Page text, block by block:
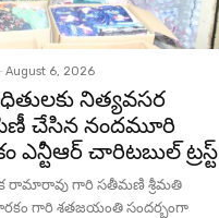
- August 6, 2026
నిత్యవసర
చేసిన నందమూరి
చారిటబుల్ ట్రస్ట్
రామారావు గారి సతీమణి శ్రీమతి
గారి శతజయంతి సందర్భంగా